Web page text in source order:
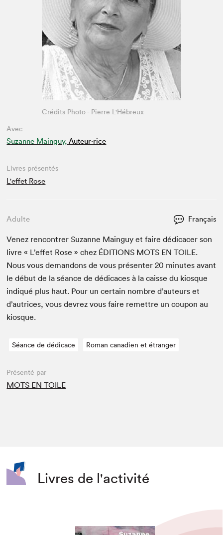
Avec
Suzanne Mainguy, Auteur·rice
Crédits Photo - Pierre L'Hébreux
Livres présentés
L'effet Rose
Adulte Français
Venez ren­con­tr­er Suzanne Main­guy et faire dédi­cac­er son
livre « L’ef­fet Rose » chez ÉDI­TIONS MOTS EN TOILE.
Nous vous deman­dons de vous présen­ter20 min­utes avant
le début de la séance de dédi­caces à la caisse du kiosque
indiqué plus haut. Pour un cer­tain nom­bre d’auteurs et
d’autrices, vous devrez vous faire remet­tre un coupon au
kiosque.
Séance de dédicace Roman canadien et étranger
Présenté par
MOTS EN TOILE
Livres de l'activité